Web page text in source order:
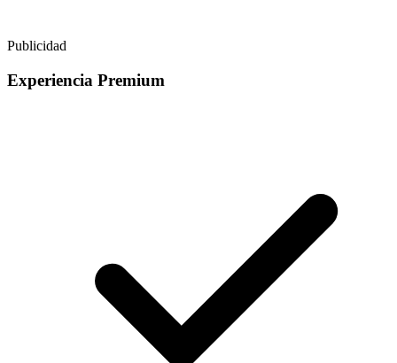
Publicidad
Experiencia Premium